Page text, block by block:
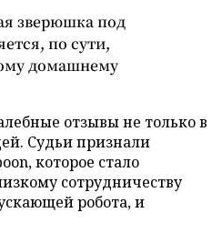
зверюшка под
по сути,
домашнему
отзывы не только в
Судьи признали
которое стало
сотрудничеству
робота, и